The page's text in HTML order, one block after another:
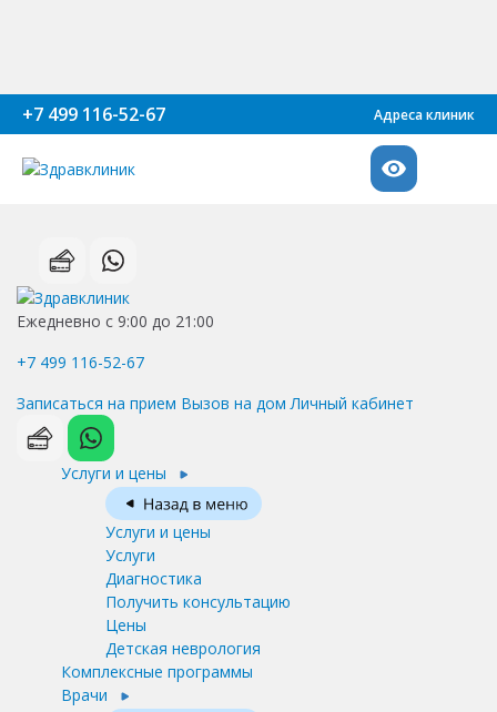
+7 499 116-52-67 Адреса клиник
Ежедневно с 9:00 до 21:00
+7 499 116-52-67
Записаться на прием Вызов на дом Личный кабинет
Услуги и цены
Услуги и цены
Услуги
Диагностика
Получить консультацию
Цены
Детская неврология
Комплексные программы
Врачи